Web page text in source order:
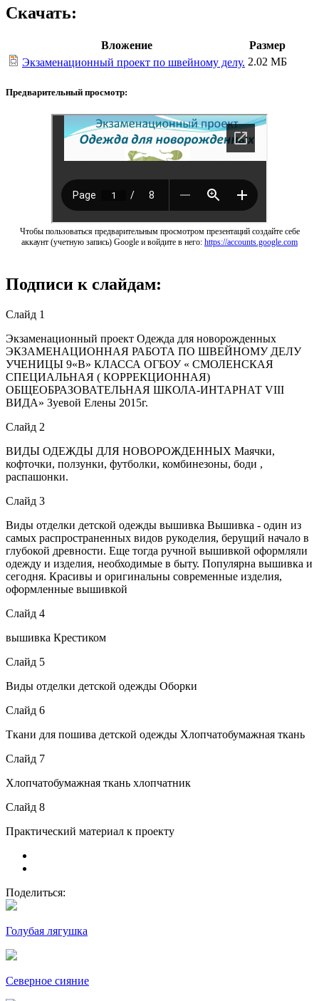
Скачать:
Вложение
Размер
Экзаменационный проект по швейному делу. 2.02 МБ
Предварительный просмотр:
Чтобы пользоваться предварительным просмотром презентаций создайте себе
аккаунт (учетную запись) Google и войдите в него: https://accounts.google.com
Подписи к слайдам:
Слайд 1
Экзаменационный проект Одежда для новорожденных
ЭКЗАМЕНАЦИОННАЯ РАБОТА ПО ШВЕЙНОМУ ДЕЛУ
УЧЕНИЦЫ 9«В» КЛАССА ОГБОУ « СМОЛЕНСКАЯ
СПЕЦИАЛЬНАЯ ( КОРРЕКЦИОННАЯ)
ОБЩЕОБРАЗОВАТЕЛЬНАЯ ШКОЛА-ИНТАРНАТ VIII
ВИДА» Зуевой Елены 2015г.
Слайд 2
ВИДЫ ОДЕЖДЫ ДЛЯ НОВОРОЖДЕННЫХ Маячки,
кофточки, ползунки, футболки, комбинезоны, боди ,
распашонки.
Слайд 3
Виды отделки детской одежды вышивка Вышивка - один из
самых распространенных видов рукоделия, берущий начало в
глубокой древности. Еще тогда ручной вышивкой оформляли
одежду и изделия, необходимые в быту. Популярна вышивка и
сегодня. Красивы и оригинальны современные изделия,
оформленные вышивкой
Слайд 4
вышивка Крестиком
Слайд 5
Виды отделки детской одежды Оборки
Слайд 6
Ткани для пошива детской одежды Хлопчатобумажная ткань
Слайд 7
Хлопчатобумажная ткань хлопчатник
Слайд 8
Практический материал к проекту
Поделиться:
Голубая лягушка
Северное сияние